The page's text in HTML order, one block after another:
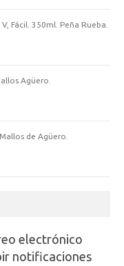
Fácil. 350ml. Peña Rueba.
Agüero.
de Agüero.
electrónico
notificaciones